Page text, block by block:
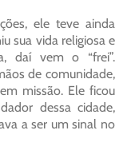
ele teve ainda
sua vida religiosa e
daí vem o “frei”.
de comunidade,
missão. Ele ficou
dessa cidade,
a ser um sinal no